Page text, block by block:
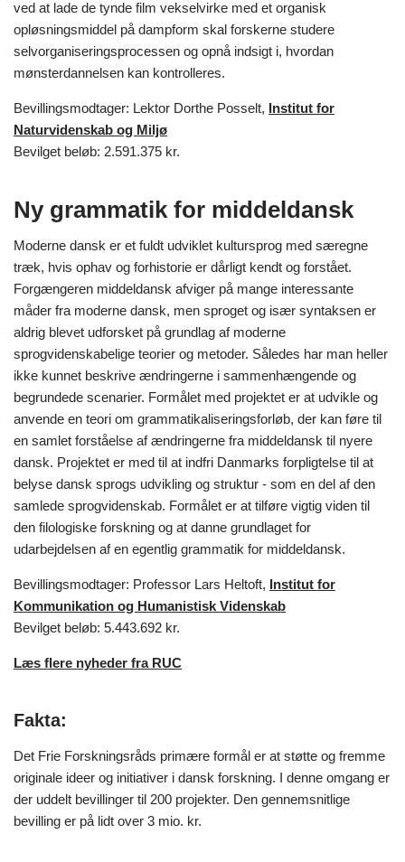
ved at lade de tynde film vekselvirke med et organisk
opløsningsmiddel på dampform skal forskerne studere
selvorganiseringsprocessen og opnå indsigt i, hvordan
mønsterdannelsen kan kontrolleres.
Bevillingsmodtager: Lektor Dorthe Posselt, Institut for
Naturvidenskab og Miljø
Bevilget beløb: 2.591.375 kr.
Ny grammatik for middeldansk
Moderne dansk er et fuldt udviklet kultursprog med særegne
træk, hvis ophav og forhistorie er dårligt kendt og forstået.
Forgængeren middeldansk afviger på mange interessante
måder fra moderne dansk, men sproget og især syntaksen er
aldrig blevet udforsket på grundlag af moderne
sprogvidenskabelige teorier og metoder. Således har man heller
ikke kunnet beskrive ændringerne i sammenhængende og
begrundede scenarier. Formålet med projektet er at udvikle og
anvende en teori om grammatikaliseringsforløb, der kan føre til
en samlet forståelse af ændringerne fra middeldansk til nyere
dansk. Projektet er med til at indfri Danmarks forpligtelse til at
belyse dansk sprogs udvikling og struktur - som en del af den
samlede sprogvidenskab. Formålet er at tilføre vigtig viden til
den filologiske forskning og at danne grundlaget for
udarbejdelsen af en egentlig grammatik for middeldansk.
Bevillingsmodtager: Professor Lars Heltoft, Institut for
Kommunikation og Humanistisk Videnskab
Bevilget beløb: 5.443.692 kr.
Læs flere nyheder fra RUC
Fakta:
Det Frie Forskningsråds primære formål er at støtte og fremme
originale ideer og initiativer i dansk forskning. I denne omgang er
der uddelt bevillinger til 200 projekter. Den gennemsnitlige
bevilling er på lidt over 3 mio. kr.